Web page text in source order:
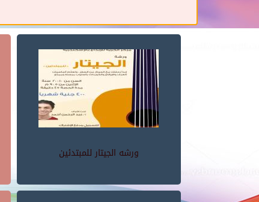
ورشه الجيتار للمبتدئين